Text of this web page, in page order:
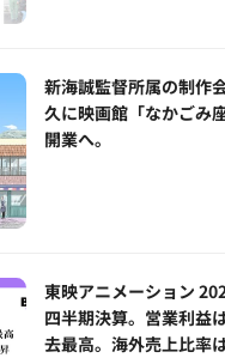
新海誠監督所属の制作
久に映画館「なかごみ
開業へ。
東映アニメーション
四半期決算。営業利益
去最高。海外売上比率